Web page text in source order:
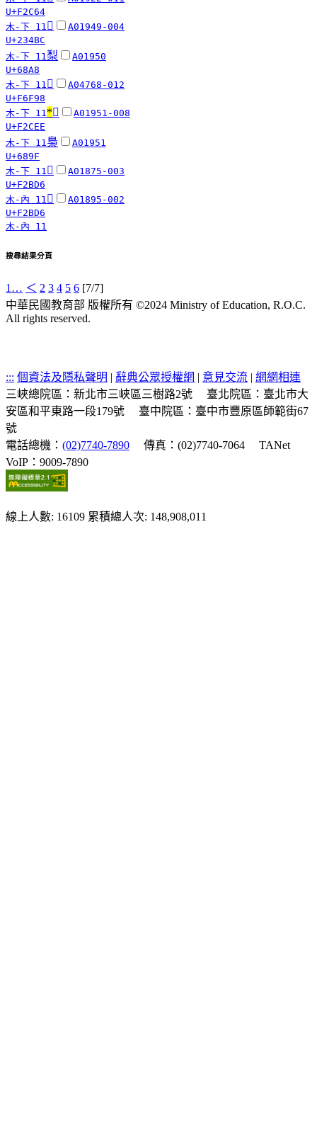
U+F2C64
木-下 11 𣒼
A01949-004
U+234BC
木-下 11 梨
A01950
U+68A8
木-下 11 󶾘
A04768-012
U+F6F98
木-下 11 *󲳮
A01951-008
U+F2CEE
木-下 11 梟
A01951
U+689F
木-下 11 󲯖
A01875-003
U+F2BD6
木-內 11 󲯖
A01895-002
U+F2BD6
木-內 11
搜尋結果分頁
1… ＜ 2 3 4 5 6 [7/7]
中華民國教育部 版權所有 ©2024 Ministry of Education, R.O.C.
All rights reserved.
::: 個資法及隱私聲明 | 辭典公眾授權網 | 意見交流 | 網網相連
三峽總院區：新北市三峽區三樹路2號
臺北院區：臺北市大
安區和平東路一段179號
臺中院區：臺中市豐原區師範街67
號
電話總機： (02)7740-7890 傳真：(02)7740-7064
TANet
VoIP：9009-7890
線上人數: 16109 累積總人次: 148,908,011